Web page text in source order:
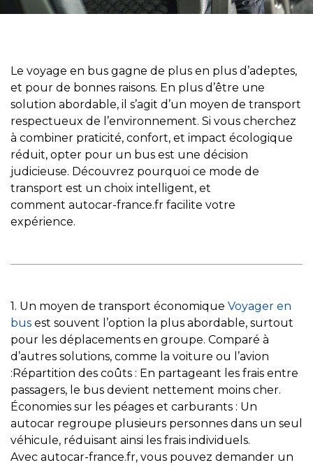
Le voyage en bus gagne de plus en plus d’adeptes,
et pour de bonnes raisons. En plus d’être une
solution abordable, il s’agit d’un moyen de transport
respectueux de l’environnement. Si vous cherchez
à combiner praticité, confort, et impact écologique
réduit, opter pour un bus est une décision
judicieuse. Découvrez pourquoi ce mode de
transport est un choix intelligent, et
comment autocar-france.fr facilite votre
expérience.
1. Un moyen de transport économique Voyager en
bus est souvent l’option la plus abordable, surtout
pour les déplacements en groupe. Comparé à
d’autres solutions, comme la voiture ou l’avion
:Répartition des coûts : En partageant les frais entre
passagers, le bus devient nettement moins cher.
Économies sur les péages et carburants : Un
autocar regroupe plusieurs personnes dans un seul
véhicule, réduisant ainsi les frais individuels.
Avec autocar-france.fr, vous pouvez demander un